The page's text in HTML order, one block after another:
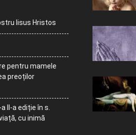
Iisus Hristos
pentru mamele
preoților
II-a ediție în s.
cu inimă